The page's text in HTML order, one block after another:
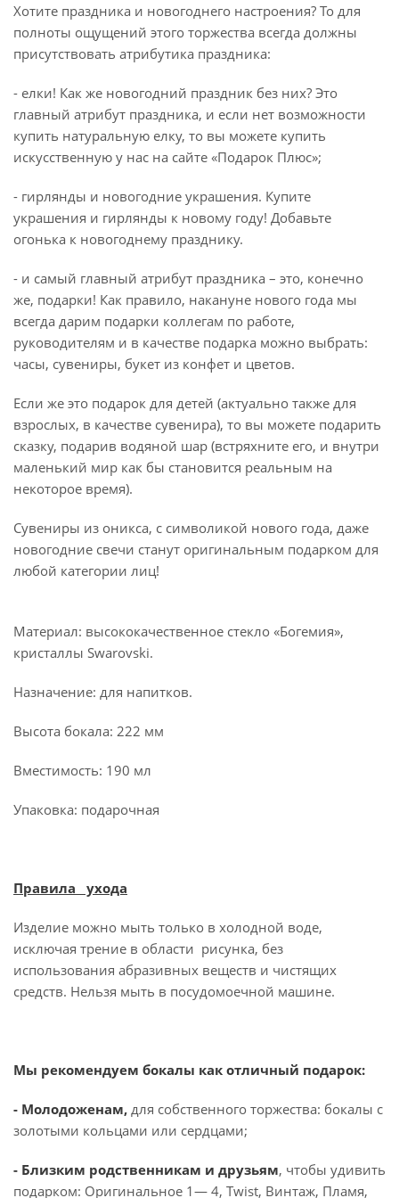
Хотите праздника и новогоднего настроения? То для
полноты ощущений этого торжества всегда должны
присутствовать атрибутика праздника:
- елки! Как же новогодний праздник без них? Это
главный атрибут праздника, и если нет возможности
купить натуральную елку, то вы можете купить
искусственную у нас на сайте «Подарок Плюс»;
- гирлянды и новогодние украшения. Купите
украшения и гирлянды к новому году! Добавьте
огонька к новогоднему празднику.
- и самый главный атрибут праздника – это, конечно
же, подарки! Как правило, накануне нового года мы
всегда дарим подарки коллегам по работе,
руководителям и в качестве подарка можно выбрать:
часы, сувениры, букет из конфет и цветов.
Если же это подарок для детей (актуально также для
взрослых, в качестве сувенира), то вы можете подарить
сказку, подарив водяной шар (встряхните его, и внутри
маленький мир как бы становится реальным на
некоторое время).
Сувениры из оникса, с символикой нового года, даже
новогодние свечи станут оригинальным подарком для
любой категории лиц!
Материал: высококачественное стекло «Богемия»,
кристаллы Swarovski.
Назначение: для напитков.
Высота бокала: 222 мм
Вместимость: 190 мл
Упаковка: подарочная
Правила ухода
Изделие можно мыть только в холодной воде,
исключая трение в области рисунка, без
использования абразивных веществ и чистящих
средств. Нельзя мыть в посудомоечной машине.
Мы рекомендуем бокалы как отличный подарок:
- Молодоженам, для собственного торжества: бокалы с
золотыми кольцами или сердцами;
- Близким родственникам и друзьям, чтобы удивить
подарком: Оригинальное 1— 4, Twist, Винтаж, Пламя,